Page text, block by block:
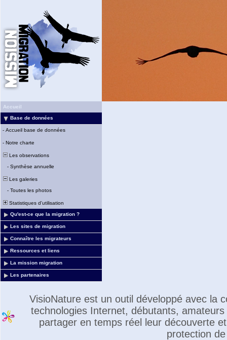
Accueil
Base de données
- Accueil base de données
- Notre charte
Les observations
- Synthèse annuelle
Les galeries
- Toutes les photos
Statistiques d'utilisation
Qu'est-ce que la migration ?
Les sites de migration
Connaître les migrateurs
Ressources et liens
La mission migration
Les partenaires
VisioNature est un outil développé avec la
technologies Internet, débutants,
partager en temps réel leur découverte
protection